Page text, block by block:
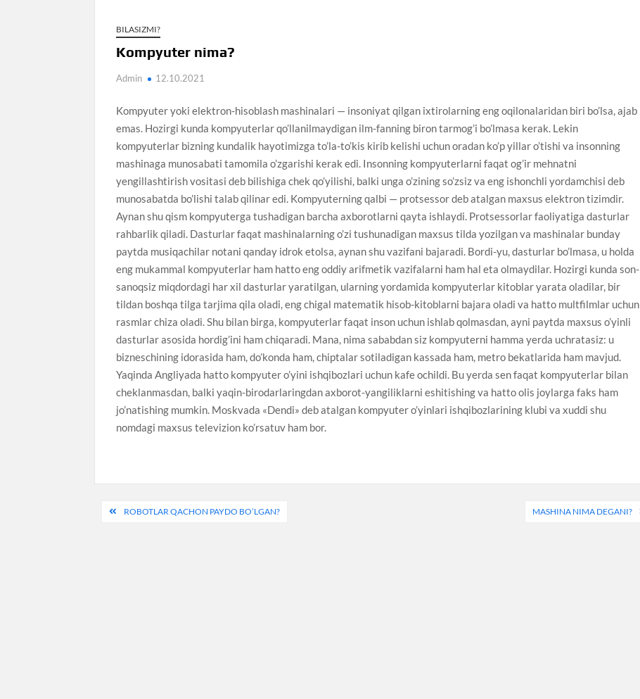
BILASIZMI?
Kompyuter nima?
Admin 12.10.2021
Kompyuter yoki elektron-hisoblash mashinalari — insoniyat qilgan ixtirolarning eng oqilonalaridan biri bo’lsa, ajab
emas. Hozirgi kunda kompyuterlar qo’llanilmaydigan ilm-fanning biron tarmog’i bo’lmasa kerak. Lekin
kompyuterlar bizning kundalik hayotimizga to’la-to’kis kirib kelishi uchun oradan ko’p yillar o’tishi va insonning
mashinaga munosabati tamomila o’zgarishi kerak edi. Insonning kompyuterlarni faqat og’ir mehnatni
yengillashtirish vositasi deb bilishiga chek qo’yilishi, balki unga o’zining so’zsiz va eng ishonchli yordamchisi deb
munosabatda bo’lishi talab qilinar edi. Kompyuterning qalbi — protsessor deb atalgan maxsus elektron tizimdir.
Aynan shu qism kompyuterga tushadigan barcha axborotlarni qayta ishlaydi. Protsessorlar faoliyatiga dasturlar
rahbarlik qiladi. Dasturlar faqat mashinalarning o’zi tushunadigan maxsus tilda yozilgan va mashinalar bunday
paytda musiqachilar notani qanday idrok etolsa, aynan shu vazifani bajaradi. Bordi-yu, dasturlar bo’lmasa, u holda
eng mukammal kompyuterlar ham hatto eng oddiy arifmetik vazifalarni ham hal eta olmaydilar. Hozirgi kunda son-
sanoqsiz miqdordagi har xil dasturlar yaratilgan, ularning yordamida kompyuterlar kitoblar yarata oladilar, bir
tildan boshqa tilga tarjima qila oladi, eng chigal matematik hisob-kitoblarni bajara oladi va hatto multfilmlar uchun
rasmlar chiza oladi. Shu bilan birga, kompyuterlar faqat inson uchun ishlab qolmasdan, ayni paytda maxsus o’yinli
dasturlar asosida hordig’ini ham chiqaradi. Mana, nima sababdan siz kompyuterni hamma yerda uchratasiz: u
bizneschining idorasida ham, do’konda ham, chiptalar sotiladigan kassada ham, metro bekatlarida ham mavjud.
Yaqinda Angliyada hatto kompyuter o’yini ishqibozlari uchun kafe ochildi. Bu yerda sen faqat kompyuterlar bilan
cheklanmasdan, balki yaqin-birodarlaringdan axborot-yangiliklarni eshitishing va hatto olis joylarga faks ham
jo’natishing mumkin. Moskvada «Dendi» deb atalgan kompyuter o’yinlari ishqibozlarining klubi va xuddi shu
nomdagi maxsus televizion ko’rsatuv ham bor.
PostROBOTLAR QACHON PAYDO BO’LGAN? MASHINA NIMA DEGANI?